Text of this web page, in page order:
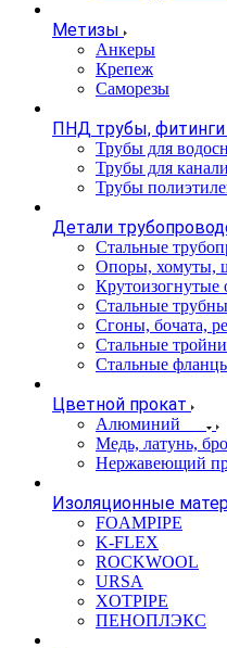
Метизы
Анкеры
Крепеж
Саморезы
ПНД трубы, фитинги
Трубы для
Трубы для
Трубы
Детали
Стальные
Опоры, хомуты,
Крутоизогнутые
Стальные
Сгоны, бочата,
Стальные
Стальные
Цветной прокат
Алюминий
Медь, латунь,
Нержавеющий
Изоляционные
FOAMPIPE
K-FLEX
ROCKWOOL
URSA
XOTPIPE
ПЕНОПЛЭКС